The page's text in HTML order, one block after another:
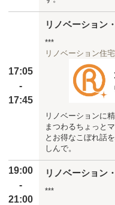
17:05
-
17:45
リノベーション
***
リノベーション住
リノベーションに
まつわるちょっと
とお得なこぼれ話
しんで。
19:00
-
21:00
リノベーション
***